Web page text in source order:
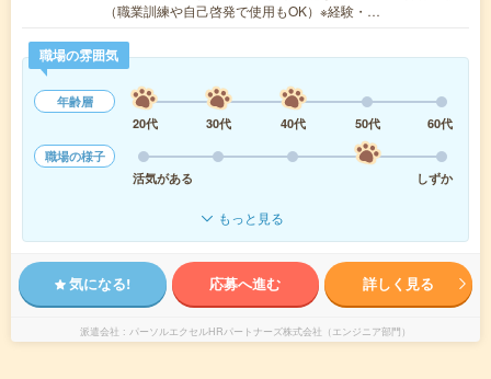
（職業訓練や自己啓発で使用もOK）※経験・…
職場の雰囲気
年齢層
20代
30代 40代 50代
60代
職場の様子
活気がある
しずか
もっと見る
気になる! 応募へ進む 詳しく見る
派遣会社 パーソルエクセルHRパートナーズ株式会社（エンジニア部門）